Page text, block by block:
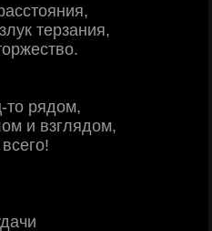
терзания,
то рядом,
и взглядом,